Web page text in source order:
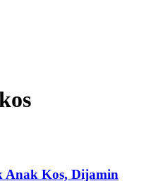
Anak Kos, Dijamin